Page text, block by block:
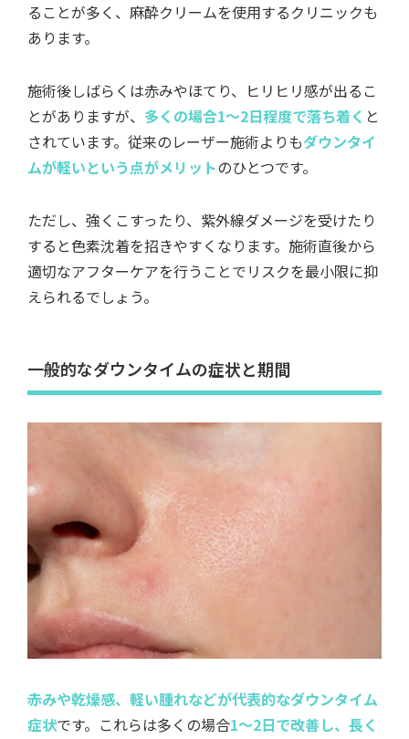
ることが多く、麻酔クリームを使用するクリニックも
あります。
施術後しばらくは赤みやほてり、ヒリヒリ感が出るこ
とがありますが、 多くの場合1～2日程度で落ち着く と
されています。従来のレーザー施術よりもダウンタイ
ムが軽いという点がメリットのひとつです。
ただし、強くこすったり、紫外線ダメージを受けたり
すると色素沈着を招きやすくなります。施術直後から
適切なアフターケアを行うことでリスクを最小限に抑
えられるでしょう。
一般的なダウンタイムの症状と期間
赤みや乾燥感、軽い腫れなどが代表的なダウンタイム
症状です。これらは多くの場合1〜2日で改善し、長く